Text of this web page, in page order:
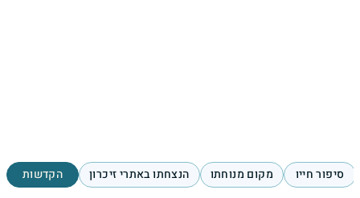
סיפור חייו מקום מנוחתו הנצחתו באתרי זיכרון הקדשות